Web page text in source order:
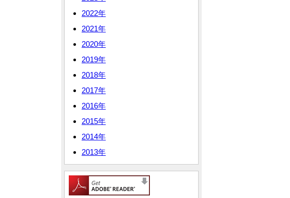
2022年
2021年
2020年
2019年
2018年
2017年
2016年
2015年
2014年
2013年